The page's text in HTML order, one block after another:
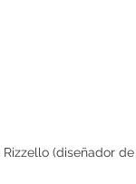
(diseñador